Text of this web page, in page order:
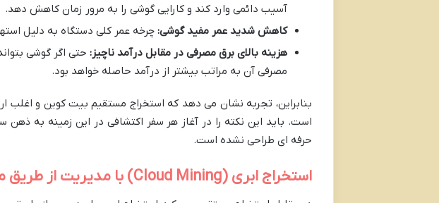
آسیب دائمی وارد کند و کارایی گوشی را به مرور زمان کاهش دهد.
کاهش شدید عمر مفید گوشی: چرخه عمر کلی دستگاه به دلیل
هزینه بالای برق مصرفی در مقابل درآمد ناچیز: حتی اگر گوشی
مصرفی آن به مراتب بیشتر از درآمد حاصله خواهد بود.
بنابراین، تجربه نشان می دهد که استخراج مستقیم بیت کوین و اغلب
است. باید این نکته را در آغاز هر سفر اکتشافی در این زمینه به
حرفه ای طراحی نشده است.
استخراج ابری (Cloud Mining) با مدیریت از طریق موبایل: رویکردی متفاوت